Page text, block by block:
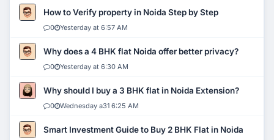
How to Verify property in Noida Step by Step
0 Yesterday at 6:57 AM
Why does a 4 BHK flat Noida offer better privacy?
0 Yesterday at 6:30 AM
Why should I buy a 3 BHK flat in Noida Extension?
0 Wednesday a31 6:25 AM
Smart Investment Guide to Buy 2 BHK Flat in Noida